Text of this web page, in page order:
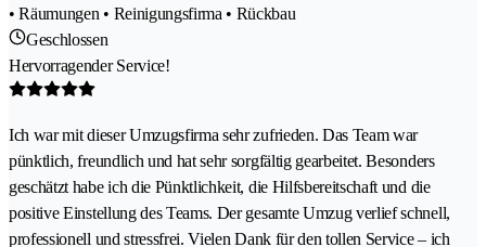
• Räumungen • Reinigungsfirma • Rückbau
Geschlossen
Hervorragender Service!
Ich war mit dieser Umzugsfirma sehr zufrieden. Das Team war
pünktlich, freundlich und hat sehr sorgfältig gearbeitet. Besonders
geschätzt habe ich die Pünktlichkeit, die Hilfsbereitschaft und die
positive Einstellung des Teams. Der gesamte Umzug verlief schnell,
professionell und stressfrei. Vielen Dank für den tollen Service – ich